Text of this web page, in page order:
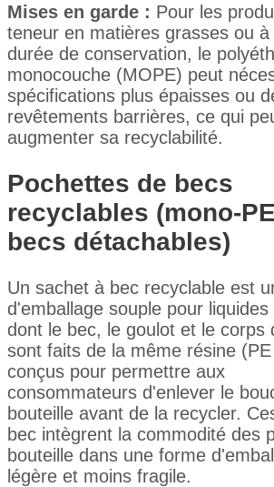
Mises en garde : Pour les
teneur en matières grasses ou à
durée de conservation, le
monocouche (MOPE) peut
spécifications plus épaisses ou
revêtements barrières, ce qui
augmenter sa recyclabilité.
Pochettes de becs
recyclables (mono-
becs détachables)
Un sachet à bec recyclable est
d'emballage souple pour liquides
dont le bec, le goulot et le corps
sont faits de la même résine
conçus pour permettre aux
consommateurs d'enlever le
bouteille avant de la recycler.
bec intègrent la commodité des
bouteille dans une forme
légère et moins fragile.